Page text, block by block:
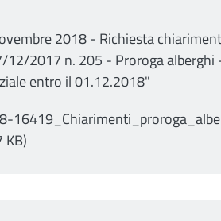
2018 - Richiesta
12/2017 n. 205 - Proroga alberghi
entro il 01.12.2018"
KB)